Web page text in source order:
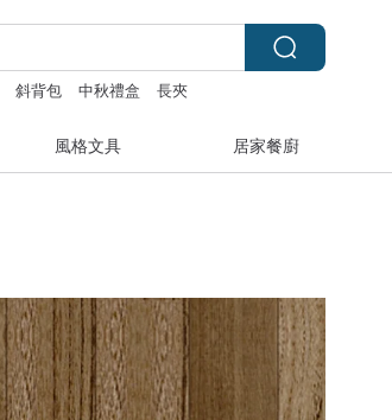
斜背包 中秋禮盒 長夾
風格文具 居家餐廚